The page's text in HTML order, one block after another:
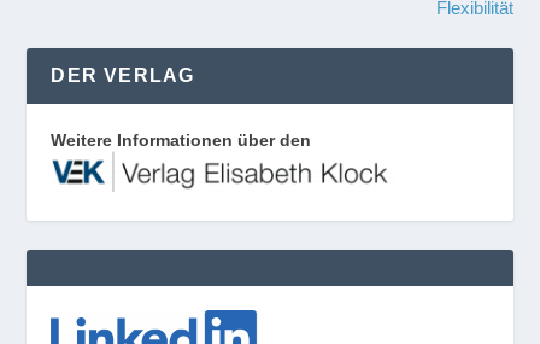
Flexibilität
DER VERLAG
Weitere Informationen über den